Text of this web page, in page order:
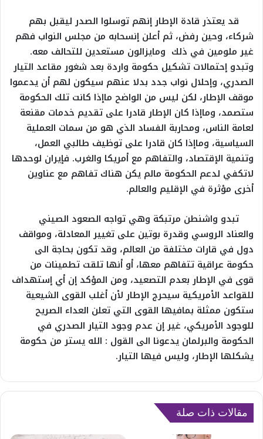
قد يعتذر قادة الإطار إنهم توسلوا الصدر ليقبل بهم
شركاء، وحين رفض، ثم أعلن إنسحابه من مجلس النواب فهم
غير ملومين في ذلك ومايزالون مستعدين للتحالف معه.
وتبدو إحتمالات تشكيل حكومة واردة بعد شغور مقاعد التيار
الصدري، وإحلال نواب جدد بدلا عنهم سيكون لهم أن يدعموا
موقف الإطار، لكن ليس من الواضح ماإذا كانت تلك الحكومة
ستصمد، وماإذا كان الإطار قادرا على تقديم خدمات مقنعة
لعامة الناس، ومحاربة الفساد الذي هو من سمات العملية
السياسية، وماإذا كان قادرا على توظيف طالبي العمل،
وتنمية الإقتصاد، والتفاهم مع أمريكا والغرب. فإيران لوحدها
لاتكفي لدعم الحكومة مالم يكن هناك تفاهم مع عناوين
أخرى مؤثرة في الإقليم والعالم.
تبدو واشنطن مرتبكة وهي تواجه الصعود الصيني
والعناد الروسي وقدرة بوتين على تغيير المعادلة، ومواقف
دول في قارات مختلفة من العالم، وقد تكون بحاجة الى
حكومة عراقية تتفاهم معها، أو أنها تلقت تطمينات من
قوى في الإطار بعدم التصعيد، ومن المؤكد إن أي إستهداف
للقواعد الأمريكية سيحرج الإطار لأن أغلب القوى الشيعية
ستكون ممثلة بمافيها القوى التي تعلن العداء الصريح
للوجود الأمريكي، غير إن عدم وجود التيار الصدري في
الحكومة والبرلمان يدعونا الى القول : الله يستر من حكومة
يشكلها الإطار، وليس فيها التيار.
مقالات ذات صلة